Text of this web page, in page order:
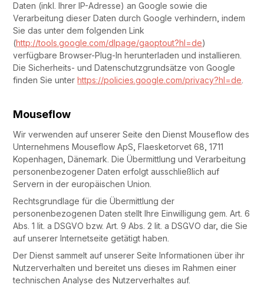
Daten (inkl. Ihrer IP-Adresse) an Google sowie die
Verarbeitung dieser Daten durch Google verhindern, indem
Sie das unter dem folgenden Link
(http://tools.google.com/dlpage/gaoptout?hl=de)
verfügbare Browser-Plug-In herunterladen und installieren.
Die Sicherheits- und Datenschutzgrundsätze von Google
finden Sie unterhttps://policies.google.com/privacy?hl=de
Mouseflow
Wir verwenden auf unserer Seite den Dienst Mouseflow des
Unternehmens Mouseflow ApS, Flaesketorvet 68, 1711
Kopenhagen, Dänemark. Die Übermittlung und Verarbeitung
personenbezogener Daten erfolgt ausschließlich auf
Servern in der europäischen Union.
Rechtsgrundlage für die Übermittlung der
personenbezogenen Daten stellt Ihre Einwilligung gem. Art. 6
Abs. 1 lit. a DSGVO bzw. Art. 9 Abs. 2 lit. a DSGVO dar, die Sie
auf unserer Internetseite getätigt haben.
Der Dienst sammelt auf unserer Seite Informationen über ihr
Nutzerverhalten und bereitet uns dieses im Rahmen einer
technischen Analyse des Nutzerverhaltes auf.